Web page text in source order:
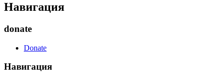
Навигация
donate
Donate
Навигация